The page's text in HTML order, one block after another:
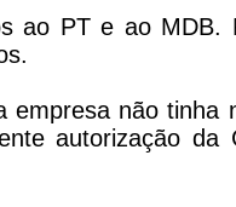
ao PT e ao MDB.
não tinha
autorização da